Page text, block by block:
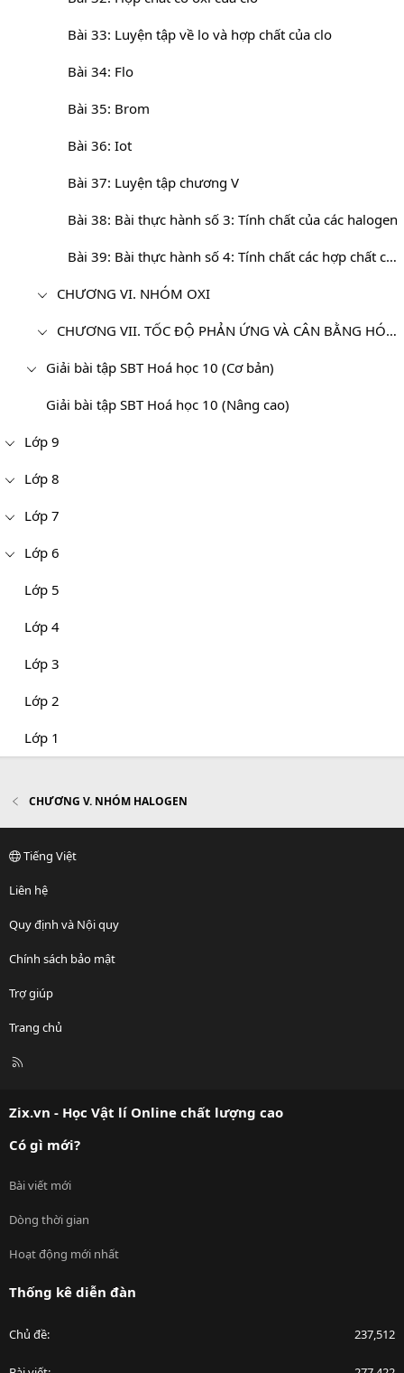
Bài 33: Luyện tập về lo và hợp chất của clo
Bài 34: Flo
Bài 35: Brom
Bài 36: Iot
Bài 37: Luyện tập chương V
Bài 38: Bài thực hành số 3: Tính chất của các halogen
Bài 39: Bài thực hành số 4: Tính chất các hợp chất của halogen
CHƯƠNG VI. NHÓM OXI
CHƯƠNG VII. TỐC ĐỘ PHẢN ỨNG VÀ CÂN BẰNG HÓA HỌC - HÓA HỌC 10 NÂNG CAO
Giải bài tập SBT Hoá học 10 (Cơ bản)
Giải bài tập SBT Hoá học 10 (Nâng cao)
Lớp 9
Lớp 8
Lớp 7
Lớp 6
Lớp 5
Lớp 4
Lớp 3
Lớp 2
Lớp 1
CHƯƠNG V. NHÓM HALOGEN
Tiếng Việt
Liên hệ
Quy định và Nội quy
Chính sách bảo mật
Trợ giúp
Trang chủ
R
Zix.vn - Học Vật lí Online chất lượng cao
Có gì mới?
Bài viết mới
Dòng thời gian
Hoạt động mới nhất
Thống kê diễn đàn
Chủ đề 237,512